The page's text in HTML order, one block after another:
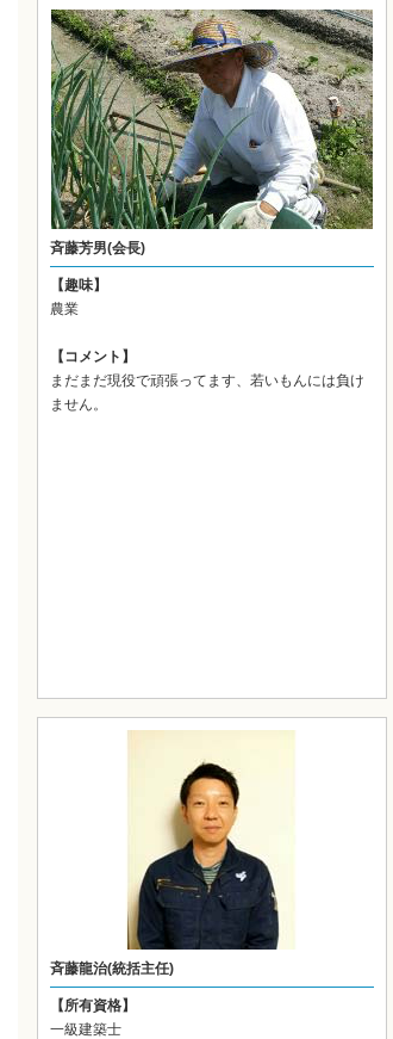
斉藤芳男(会長)
【趣味】
農業
【コメント】
まだまだ現役で頑張ってます、若いもんには負け
ません。
斉藤龍治(統括主任)
【所有資格】
一級建築士